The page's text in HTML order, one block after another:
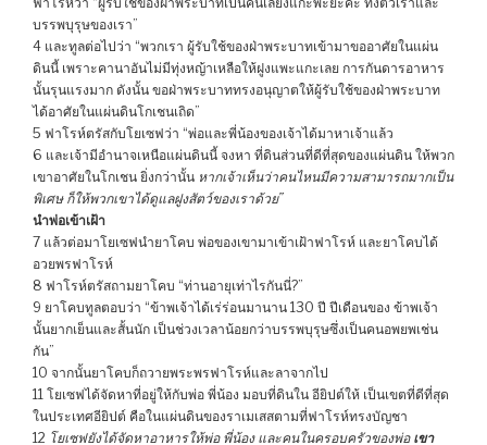
บรรพบุรุษของเรา”
4 และทูลต่อไปว่า “พวกเรา ผู้รับใช้ของฝ่าพระบาทเข้ามาขออาศัยในแผ่น
ดินนี้ เพราะคานาอันไม่มีทุ่งหญ้าเหลือให้ฝูงแพะแกะเลย การกันดารอาหาร
นั้นรุนแรงมาก ดังนั้น ขอฝ่าพระบาททรงอนุญาตให้ผู้รับใช้ของฝ่าพระบาท
ได้อาศัยในแผ่นดินโกเชนเถิด”
5 ฟาโรห์ตรัสกับโยเซฟว่า “พ่อและพี่น้องของเจ้าได้มาหาเจ้าแล้ว
6 และเจ้ามีอำนาจเหนือแผ่นดินนี้ จงหา ที่ดินส่วนที่ดีที่สุดของแผ่นดิน ให้พวก
เขาอาศัยในโกเชน ยิ่งกว่านั้น หากเจ้าเห็นว่าคนไหนมีความสามารถมากเป็น
พิเศษ ก็ให้พวกเขาได้ดูแลฝูงสัตว์ของเราด้วย”
นำพ่อเข้าเฝ้า
7 แล้วต่อมาโยเซฟนำยาโคบ พ่อของเขามาเข้าเฝ้าฟาโรห์ และยาโคบได้
อวยพรฟาโรห์
8 ฟาโรห์ตรัสถามยาโคบ “ท่านอายุเท่าไรกันนี่?”
9 ยาโคบทูลตอบว่า “ข้าพเจ้าได้เร่ร่อนมานาน 130 ปี ปีเดือนของ ข้าพเจ้า
นั้นยากเย็นและสั้นนัก เป็นช่วงเวลาน้อยกว่าบรรพบุรุษซึ่งเป็นคนอพยพเช่น
กัน”
10 จากนั้นยาโคบก็ถวายพระพรฟาโรห์และลาจากไป
11 โยเซฟได้จัดหาที่อยู่ให้กับพ่อ พี่น้อง มอบที่ดินใน อียิปต์ให้ เป็นเขตที่ดีที่สุด
ในประเทศอียิปต์ คือในแผ่นดินของราเมเสสตามที่ฟาโรห์ทรงบัญชา
12 โยเซฟยังได้จัดหาอาหารให้พ่อ พี่น้อง และคนในครอบครัวของพ่อ เขา